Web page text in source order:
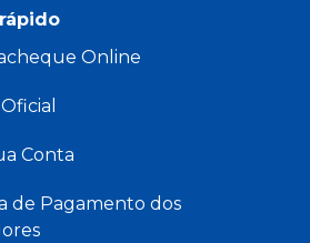
Online
Conta
de Pagamento dos